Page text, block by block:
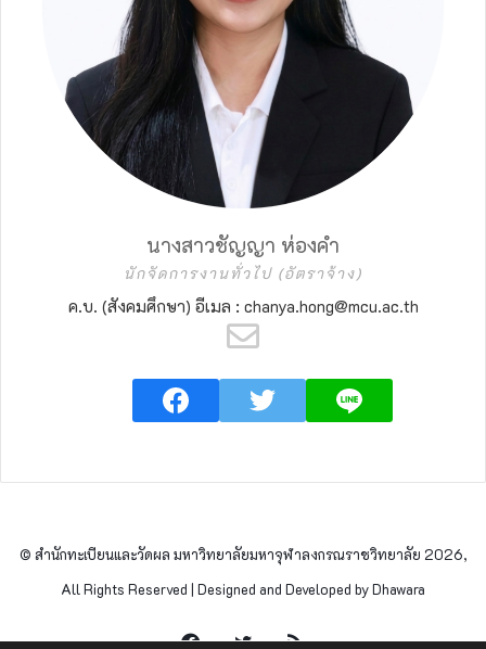
นางสาวชัญญา ห่องคำ
นักจัดการงานทั่วไป (อัตราจ้าง)
ค.บ. (สังคมศึกษา) อีเมล : chanya.hong@mcu.ac.th
© สำนักทะเบียนและวัดผล มหาวิทยาลัยมหาจุฬาลงกรณราชวิทยาลัย 2026,
All Rights Reserved | Designed and Developed by Dhawara
FacebookTwitterRSS